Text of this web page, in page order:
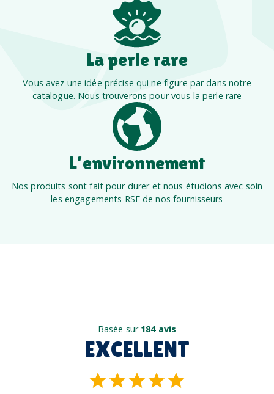
La perle rare
Vous avez une idée précise qui ne figure par dans notre
catalogue. Nous trouverons pour vous la perle rare
L’environnement
Nos produits sont fait pour durer et nous étudions avec soin
les engagements RSE de nos fournisseurs
Basée sur 184 avis
EXCELLENT